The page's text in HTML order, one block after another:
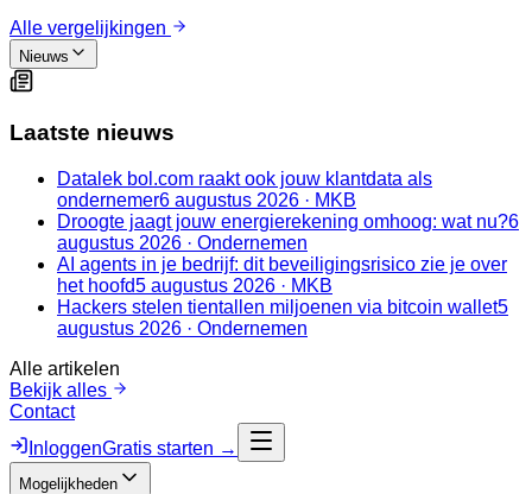
Alle vergelijkingen
Nieuws
Laatste nieuws
Datalek bol.com raakt ook jouw klantdata als
ondernemer6 augustus 2026 · MKB
Droogte jaagt jouw energierekening omhoog: wat nu?6
augustus 2026 · Ondernemen
AI agents in je bedrijf: dit beveiligingsrisico zie je over
het hoofd5 augustus 2026 · MKB
Hackers stelen tientallen miljoenen via bitcoin wallet5
augustus 2026 · Ondernemen
Alle artikelen
Bekijk alles
Contact
InloggenGratis starten →
Mogelijkheden